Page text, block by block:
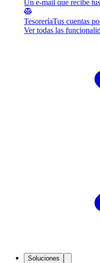
Un e-mail que recibe
TesoreríaTus cuentas
Ver todas las
Soluciones